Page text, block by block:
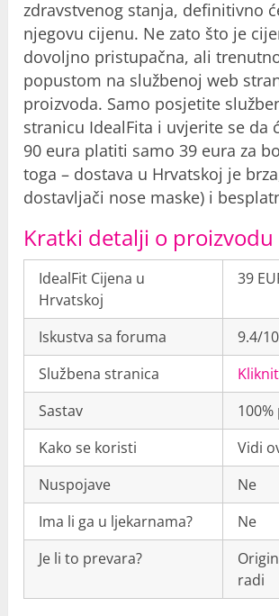
zdravstvenog stanja, definitivno
njegovu cijenu. Ne zato što je
dovoljno pristupačna, ali
popustom na službenoj web
proizvoda. Samo posjetite
stranicu IdealFita i uvjerite se da
90 eura platiti samo 39 eura za
toga – dostava u Hrvatskoj je
dostavljači nose maske) i
Kratki detalji o proizvodu
IdealFit Cijena u
Hrvatskoj
39
Iskustva sa foruma
9.4/
Službena stranica
Sastav
Kako se koristi
Vidi
Nuspojave
Ne
Ima li ga u ljekarnama?
Ne
Je li to prevara?
radi